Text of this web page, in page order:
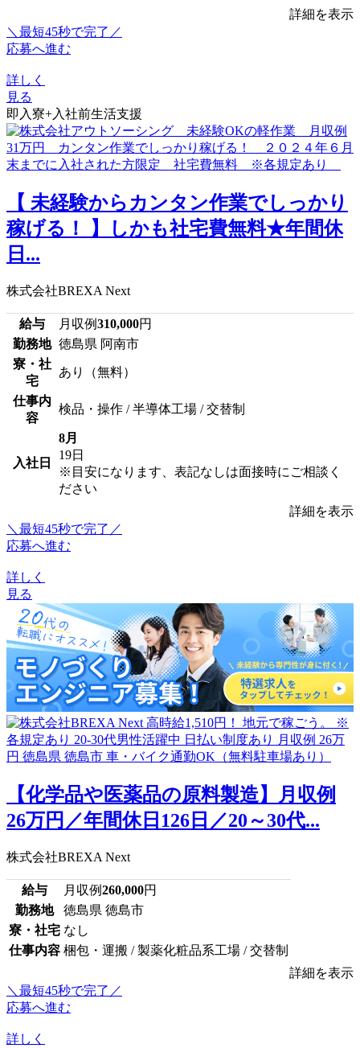
詳細を表示
＼最短45秒で完了／
応募へ進む
詳しく
見る
即入寮+入社前生活支援
【 未経験からカンタン作業でしっかり
稼げる！ 】しかも社宅費無料★年間休
日...
株式会社BREXA Next
給与 月収例310,000円
勤務地 徳島県 阿南市
寮・社
宅
あり（無料）
仕事内
容
検品・操作 / 半導体工場 / 交替制
入社日
8月
19日
※目安になります、表記なしは面接時にご相談く
ださい
詳細を表示
＼最短45秒で完了／
応募へ進む
詳しく
見る
【化学品や医薬品の原料製造】月収例
26万円／年間休日126日／20～30代...
株式会社BREXA Next
給与 月収例260,000円
勤務地
徳島県 徳島市
寮・社宅 なし
仕事内容 梱包・運搬 / 製薬化粧品系工場 / 交替制
詳細を表示
＼最短45秒で完了／
応募へ進む
詳しく